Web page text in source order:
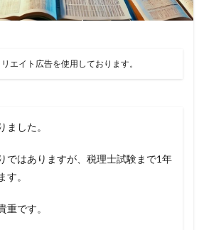
エイト広告を使用しております。
ました。
ではありますが、税理士試験まで1年
す。
重です。